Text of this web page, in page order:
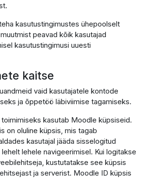
kasutustingimustes ühepoolselt
peavad kõik kasutajad
kasutustingimusi uuesti
kaitse
vaid kasutajatele kontode
ja õppetöö läbiviimise tagamiseks.
kasutab Moodle küpsiseid.
on oluline küpsis, mis tagab
kasutajal jääda sisselogitud
lehele navigeerimisel. Kui logitakse
kustutatakse see küpsis
ja serverist. Moodle ID küpsis